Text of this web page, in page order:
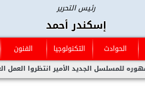
رئيس التحرير
إسكندر أحمد
الحوادث التكنولوجيا الفنون
انتظروا العمل العظيم ده بنعمل حاجه شبه